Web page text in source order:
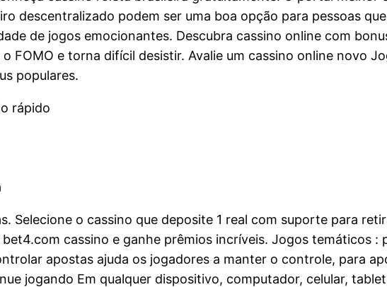
descentralizado podem ser uma boa opção para pessoas
de jogos emocionantes. Descubra cassino online com
FOMO e torna difícil desistir. Avalie um cassino online novo
populares.
rápido
Selecione o cassino que deposite 1 real com suporte para
cassino e ganhe prêmios incríveis. Jogos temáticos :
apostas ajuda os jogadores a manter o controle, para
jogando Em qualquer dispositivo, computador, celular,